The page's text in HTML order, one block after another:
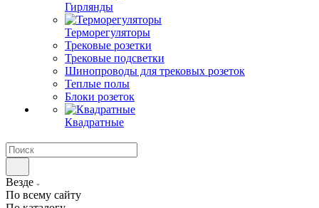
Гирлянды
Терморегуляторы
Трековые розетки
Трековые подсветки
Шинопроводы для трековых розеток
Теплые полы
Блоки розеток
Квадратные
Везде
По всему сайту